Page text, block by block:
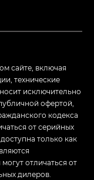
сайте, включая
технические
исключительно
офертой,
кодекса
от серийных
только как
отличаться от
дилеров.